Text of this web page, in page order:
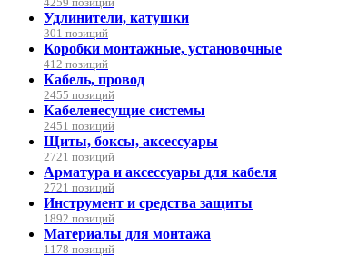
Удлинители, катушки
301 позиций
Коробки монтажные, установочные
412 позиций
Кабель, провод
2455 позиций
Кабеленесущие системы
2451 позиций
Щиты, боксы, аксессуары
2721 позиций
Арматура и аксессуары для кабеля
2721 позиций
Инструмент и средства защиты
1892 позиций
Материалы для монтажа
1178 позиций